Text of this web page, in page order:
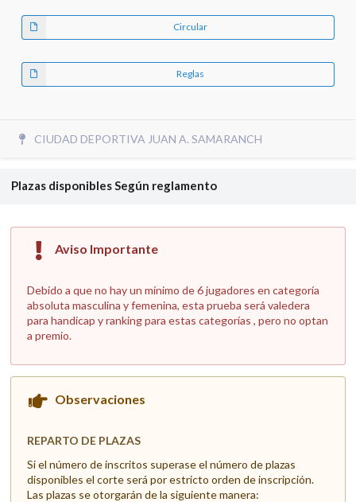
Circular
Reglas
CIUDAD DEPORTIVA JUAN A. SAMARANCH
Plazas disponibles Según reglamento
Aviso Importante
Debido a que no hay un mínimo de 6 jugadores en categoría
absoluta masculina y femenina, esta prueba será valedera
para handicap y ranking para estas categorías , pero no optan
a premio.
Observaciones
REPARTO DE PLAZAS
Si el número de inscritos superase el número de plazas
disponibles el corte será por estricto orden deinscripción.
Las plazas se otorgarán de la siguiente manera: